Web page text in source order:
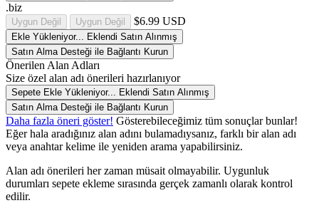
.biz
Uygun Değil Uygun Değil $6.99 USD
Ekle Yükleniyor... Eklendi Satın Alınmış
Satın Alma Desteği ile Bağlantı Kurun
Önerilen Alan Adları
Size özel alan adı önerileri hazırlanıyor
Sepete Ekle Yükleniyor... Eklendi Satın Alınmış
Satın Alma Desteği ile Bağlantı Kurun
Daha fazla öneri göster! Gösterebileceğimiz tüm sonuçlar bunlar!
Eğer hala aradığınız alan adını bulamadıysanız, farklı bir alan adı
veya anahtar kelime ile yeniden arama yapabilirsiniz.
Alan adı önerileri her zaman müsait olmayabilir. Uygunluk
durumları sepete ekleme sırasında gerçek zamanlı olarak kontrol
edilir.